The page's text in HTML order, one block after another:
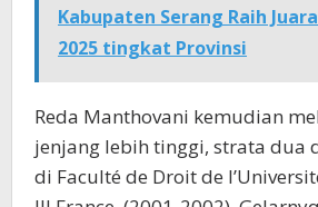
Kabupaten Serang Raih
2025 tingkat Provinsi
Reda Manthovani kemudian
jenjang lebih tinggi, strata dua
di Faculté de Droit de